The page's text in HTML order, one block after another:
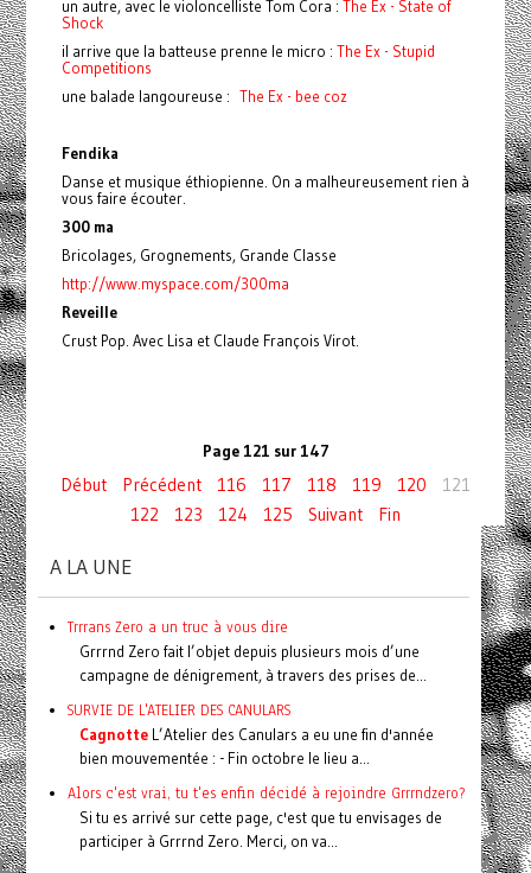
un autre, avec le violoncelliste Tom Cora : The Ex - State of
Shock
il arrive que la batteuse prenne le micro : The Ex - Stupid
Competitions
une balade langoureuse : The Ex - bee coz
Fendika
Danse et musique éthiopienne. On a malheureusement rien à
vous faire écouter.
300 ma
Bricolages, Grognements, Grande Classe
http://www.myspace.com/300ma
Reveille
Crust Pop. Avec Lisa et Claude François Virot.
Page 121 sur 147
Début Précédent 116 117 118 119 120
121
122
123 124 125 Suivant Fin
A LA UNE
Trrrans Zero a un truc à vous dire
Grrrnd Zero fait l’objet depuis plusieurs mois d’une
campagne de dénigrement, à travers des prises de...
SURVIE DE L'ATELIER DES CANULARS
CagnotteL’Atelier des Canulars a eu une fin d'année
bien mouvementée : - Fin octobre le lieu a...
Alors c'est vrai, tu t'es enfin décidé à rejoindre Grrrndzero?
Si tu es arrivé sur cette page, c'est que tu envisages de
participer à Grrrnd Zero. Merci, on va...